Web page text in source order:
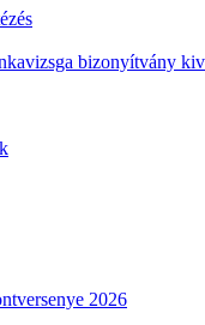
bizonyítvány
2026